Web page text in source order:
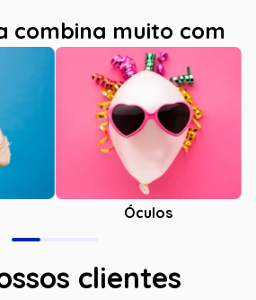
combina muito com
Óculos
clientes